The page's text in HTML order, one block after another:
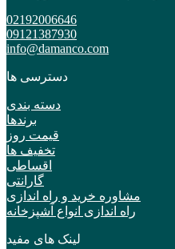
02192006646
09121387930
info@damanco.com
دسترسی ها
دسته بندی
برندها
قیمت روز
تخفیف ها
اقساطی
گارانتی
مشاوره خرید و راه اندازی
راه اندازی انواع آشپزخانه
لینک های مفید